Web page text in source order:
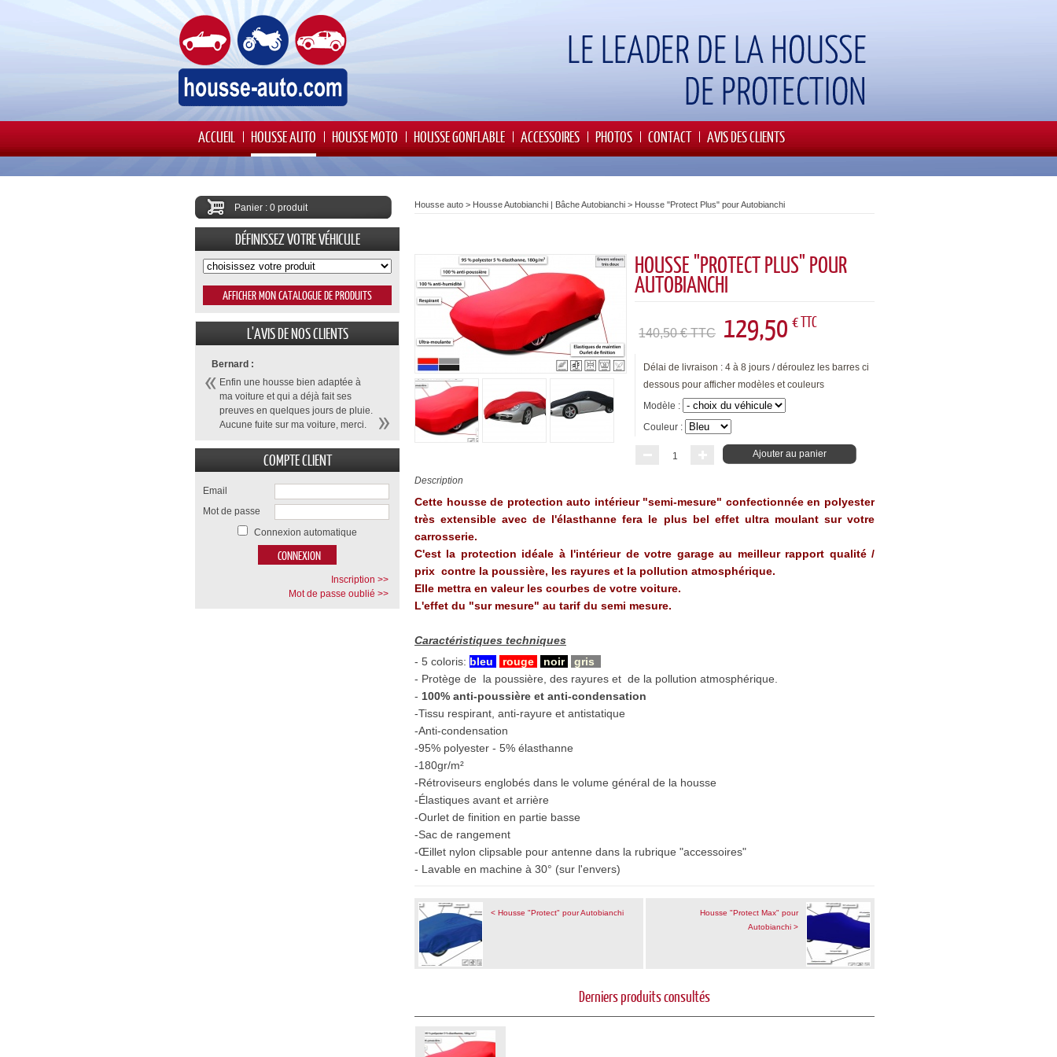
ACCUEIL HOUSSE AUTO HOUSSE MOTO HOUSSE GONFLABLE ACCESSOIRES PHOTOS CONTACT AVIS DES CLIENTS
Housse auto > Housse Autobianchi | Bâche Autobianchi > Housse "Protect Plus" pour Autobianchi
HOUSSE "PROTECT PLUS" POUR
AUTOBIANCHI
140,50 € TTC 129,50 € TTC
Délai de livraison : 4 à 8 jours / déroulez les barres ci
dessous pour afficher modèles et couleurs
Modèle :
Couleur :
1 Ajouter au panier
Description
Cette housse de protection auto intérieur "semi-mesure" confectionnée en polyester
très extensible avec de l'élasthanne fera le plus bel effet ultra moulant sur votre
carrosserie.
C'est la protection idéale à l'intérieur de votre garage au meilleur rapport qualité /
prix contre la poussière, les rayures et la pollution atmosphérique.
Elle mettra en valeur les courbes de votre voiture.
L'effet du "sur mesure" au tarif du semi mesure.
Caractéristiques techniques
- 5 coloris: bleu , rouge , noir , gris
- Protège de la poussière, des rayures et de la pollution atmosphérique.
- 100% anti-poussière et anti-condensation
-Tissu respirant, anti-rayure et antistatique
-Anti-condensation
-95% polyester - 5% élasthanne
-180gr/m²
-Rétroviseurs englobés dans le volume général de la housse
-Élastiques avant et arrière
-Ourlet de finition en partie basse
-Sac de rangement
-Œillet nylon clipsable pour antenne dans la rubrique "accessoires"
- Lavable en machine à 30° (sur l'envers)
< Housse "Protect" pour Autobianchi
Housse "Protect Max" pour
Autobianchi >
Derniers produits consultés
Panier : 0 produit
DÉFINISSEZ VOTRE VÉHICULE
L'AVIS DE NOS CLIENTS
Bernard :
Enfin une housse bien adaptée à
ma voiture et qui a déjà fait ses
preuves en quelques jours de pluie.
Aucune fuite sur ma voiture, merci.
COMPTE CLIENT
Email
Mot de passe
Connexion automatique
Inscription >>
Mot de passe oublié >>